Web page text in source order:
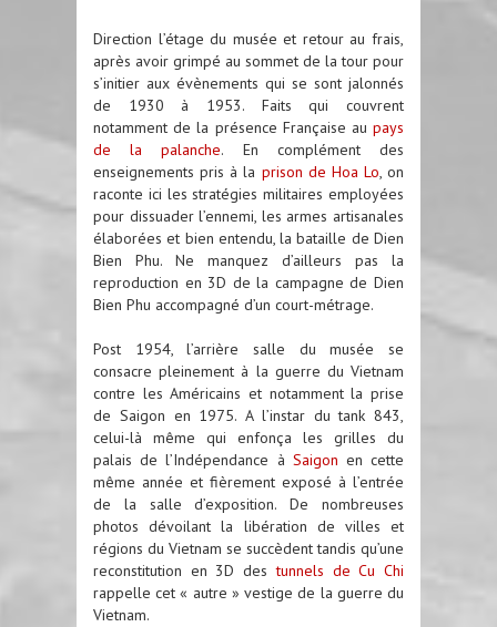
Direction l’étage du musée et retour au frais,
après avoir grimpé au sommet de la tour pour
s’initier aux évènements qui se sont jalonnés
de 1930 à 1953. Faits qui couvrent
notamment de la présence Française au pays
de la palanche. En complément des
enseignements pris à la prison de Hoa Lo, on
raconte ici les stratégies militaires employées
pour dissuader l’ennemi, les armes artisanales
élaborées et bien entendu, la bataille de Dien
Bien Phu. Ne manquez d’ailleurs pas la
reproduction en 3D de la campagne de Dien
Bien Phu accompagné d’un court-métrage.
Post 1954, l’arrière salle du musée se
consacre pleinement à la guerre du Vietnam
contre les Américains et notamment la prise
de Saigon en 1975. A l’instar du tank 843,
celui-là même qui enfonça les grilles du
palais de l’Indépendance à Saigon en cette
même année et fièrement exposé à l’entrée
de la salle d’exposition. De nombreuses
photos dévoilant la libération de villes et
régions du Vietnam se succèdent tandis qu’une
reconstitution en 3D destunnels de Cu Chi
rappelle cet « autre » vestige de la guerre du
Vietnam.